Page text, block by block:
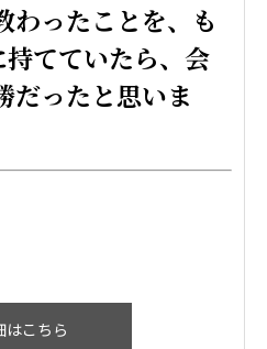
わったことを、も
てていたら、会
だったと思いま
はこちら